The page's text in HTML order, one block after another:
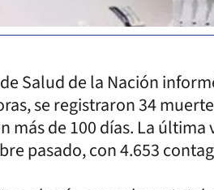
Salud de la Nación
se registraron 34
más de 100 días. La
pasado, con 4.653